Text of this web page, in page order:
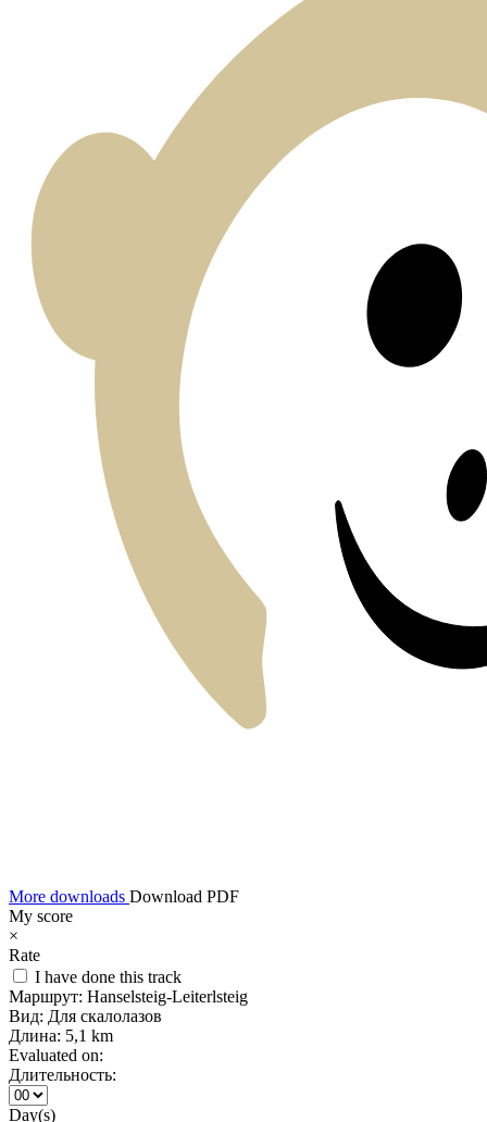
More downloads Download PDF
My score
×
Rate
I have done this track
Маршрут: Hanselsteig-Leiterlsteig
Вид: Для скалолазов
Длина: 5,1 km
Evaluated on:
Длительность:
Day(s)